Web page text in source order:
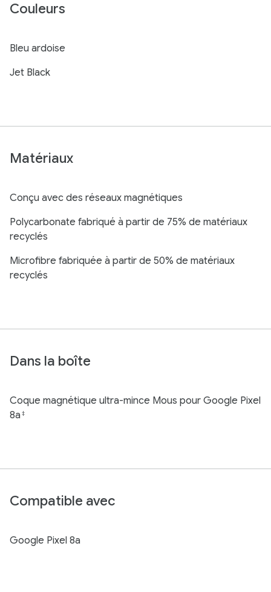
Couleurs
Bleu ardoise
Jet Black
Matériaux
Conçu avec des réseaux magnétiques
Polycarbonate fabriqué à partir de 75% de matériaux
recyclés
Microfibre fabriquée à partir de 50% de matériaux
recyclés
Dans la boîte
Coque magnétique ultra-mince Mous pour Google Pixel
8a ‡
Compatible avec
Google Pixel 8a